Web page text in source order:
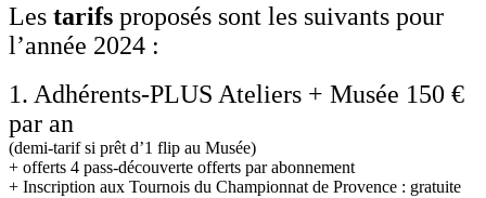
Les tarifs proposés sont les suivants pour
l’année 2024 :
1. Adhérents-PLUS Ateliers + Musée 150 €
par an
(demi-tarif si prêt d’1 flip au Musée)
+ offerts 4 pass-découverte offerts par abonnement
+ Inscription aux Tournois du Championnat de Provence : gratuite